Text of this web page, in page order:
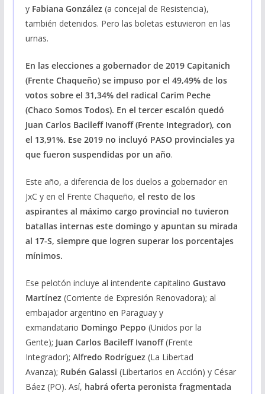
yFabiana González (a concejal de Resistencia),
también detenidos. Pero las boletas estuvieron en las
urnas.
En las elecciones a gobernador de 2019 Capitanich
(Frente Chaqueño) se impuso por el 49,49% de los
votos sobre el 31,34% del radical Carim Peche
(Chaco Somos Todos). En el tercer escalón quedó
Juan Carlos Bacileff Ivanoff (Frente Integrador), con
el 13,91%. Ese 2019 no incluyó PASO provinciales ya
que fueron suspendidas por un año.
Este año, a diferencia de los duelos a gobernador en
JxC y en el Frente Chaqueño, el resto de los
aspirantes al máximo cargo provincial no tuvieron
batallas internas este domingo y apuntan su mirada
al 17-S, siempre que logren superar los porcentajes
mínimos.
Ese pelotón incluye al intendente capitalino Gustavo
Martínez (Corriente de Expresión Renovadora); al
embajador argentino en Paraguay y
exmandatario Domingo Peppo (Unidos por la
Gente); Juan Carlos Bacileff Ivanoff(Frente
Integrador); Alfredo Rodríguez (La Libertad
Avanza); Rubén Galassi (Libertarios en Acción) y César
Báez (PO). Así, habrá oferta peronista fragmentada